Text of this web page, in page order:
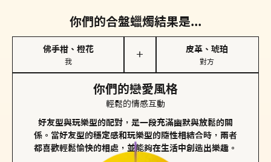
你們的合盤蠟燭結果是...
佛手柑、橙花
我
＋
皮革、琥珀
對方
你們的戀愛風格
輕鬆的情感互動
好友型與玩樂型的配對，是一段充滿幽默與放鬆的關
係。當好友型的穩定感和玩樂型的隨性相結合時，兩者
都喜歡輕鬆愉快的相處，並能夠在生活中創造出樂趣。